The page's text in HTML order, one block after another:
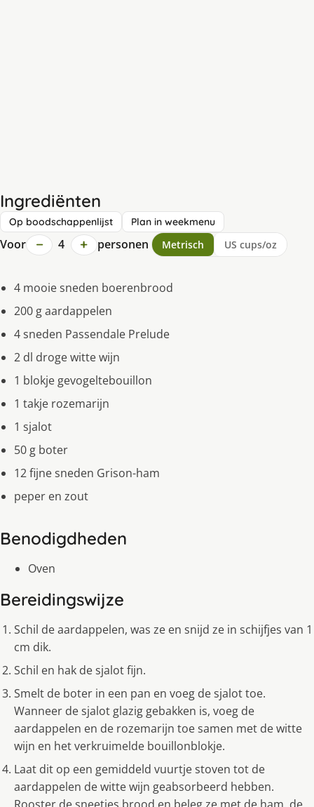
Ingrediënten
Op boodschappenlijst Plan in weekmenu
Voor − 4 + personen Metrisch US cups/oz
4 mooie sneden boerenbrood
200 g aardappelen
4 sneden Passendale Prelude
2 dl droge witte wijn
1 blokje gevogeltebouillon
1 takje rozemarijn
1 sjalot
50 g boter
12 fijne sneden Grison-ham
peper en zout
Benodigdheden
Oven
Bereidingswijze
Schil de aardappelen, was ze en snijd ze in schijfjes van 1
cm dik.
Schil en hak de sjalot fijn.
Smelt de boter in een pan en voeg de sjalot toe.
Wanneer de sjalot glazig gebakken is, voeg de
aardappelen en de rozemarijn toe samen met de witte
wijn en het verkruimelde bouillonblokje.
Laat dit op een gemiddeld vuurtje stoven tot de
aardappelen de witte wijn geabsorbeerd hebben.